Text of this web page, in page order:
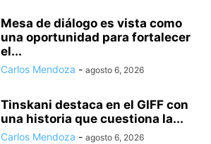
Mesa de diálogo es vista como
una oportunidad para fortalecer
el...
Carlos Mendoza - agosto 6, 2026
Tinskani destaca en el GIFF con
una historia que cuestiona la...
Carlos Mendoza - agosto 6, 2026